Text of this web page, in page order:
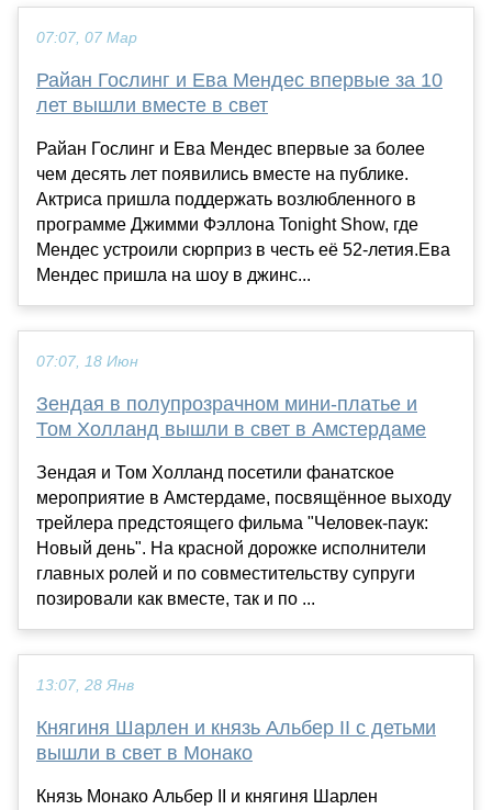
07:07, 07 Мар
Райан Гослинг и Ева Мендес впервые за 10
лет вышли вместе в свет
Райан Гослинг и Ева Мендес впервые за более
чем десять лет появились вместе на публике.
Актриса пришла поддержать возлюбленного в
программе Джимми Фэллона Tonight Show, где
Мендес устроили сюрприз в честь её 52-летия.Ева
Мендес пришла на шоу в джинс...
07:07, 18 Июн
Зендая в полупрозрачном мини-платье и
Том Холланд вышли в свет в Амстердаме
Зендая и Том Холланд посетили фанатское
мероприятие в Амстердаме, посвящённое выходу
трейлера предстоящего фильма "Человек-паук:
Новый день". На красной дорожке исполнители
главных ролей и по совместительству супруги
позировали как вместе, так и по ...
13:07, 28 Янв
Княгиня Шарлен и князь Альбер II с детьми
вышли в свет в Монако
Князь Монако Альбер II и княгиня Шарлен